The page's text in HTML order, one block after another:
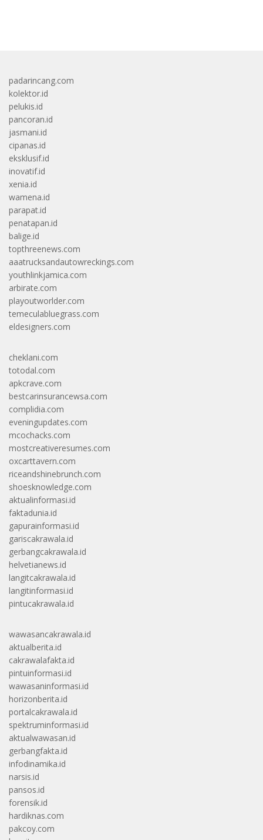
padarincang.com
kolektor.id
pelukis.id
pancoran.id
jasmani.id
cipanas.id
eksklusif.id
inovatif.id
xenia.id
wamena.id
parapat.id
penatapan.id
balige.id
topthreenews.com
aaatrucksandautowreckings.com
youthlinkjamica.com
arbirate.com
playoutworlder.com
temeculabluegrass.com
eldesigners.com
cheklani.com
totodal.com
apkcrave.com
bestcarinsurancewsa.com
complidia.com
eveningupdates.com
mcochacks.com
mostcreativeresumes.com
oxcarttavern.com
riceandshinebrunch.com
shoesknowledge.com
aktualinformasi.id
faktadunia.id
gapurainformasi.id
gariscakrawala.id
gerbangcakrawala.id
helvetianews.id
langitcakrawala.id
langitinformasi.id
pintucakrawala.id
wawasancakrawala.id
aktualberita.id
cakrawalafakta.id
pintuinformasi.id
wawasaninformasi.id
horizonberita.id
portalcakrawala.id
spektruminformasi.id
aktualwawasan.id
gerbangfakta.id
infodinamika.id
narsis.id
pansos.id
forensik.id
hardiknas.com
pakcoy.com